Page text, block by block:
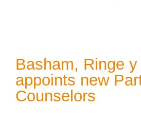
Basham, Ringe
appoints new
Counselors